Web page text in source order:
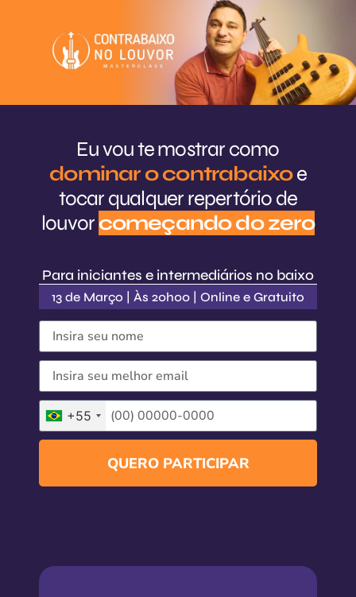
Eu vou te mostrar como
dominar o contrabaixoe
tocar qualquer repertório de
louvorcomeçando do zero
Para iniciantes e intermediários no baixo
13 de Março | Às 20h00 | Online e Gratuito
+55
QUERO PARTICIPAR